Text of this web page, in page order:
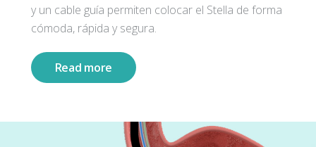
y un cable guía permiten colocar el Stella de forma
cómoda, rápida y segura.
Read more